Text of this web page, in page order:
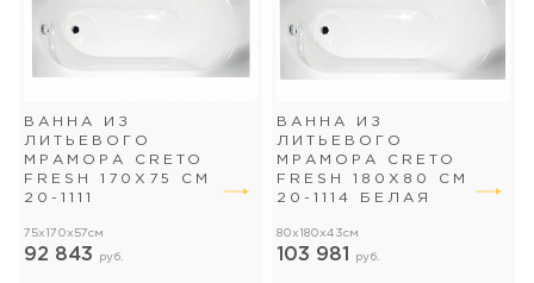
ВАННА ИЗ
ЛИТЬЕВОГО
МРАМОРА CRETO
FRESH 170X75 СМ
20-1111
75x170x57см
92 843 руб.
ВАННА ИЗ
ЛИТЬЕВОГО
МРАМОРА CRETO
FRESH 180X80 СМ
20-1114 БЕЛАЯ
80x180x43см
103 981 руб.